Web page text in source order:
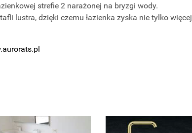
strefie 2 narażonej na bryzgi wody.
lustra, dzięki czemu łazienka zyska nie tylko więcej